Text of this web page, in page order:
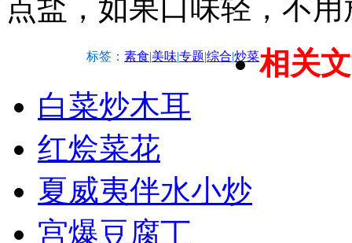
点盐，如果口味轻，不
标签： 素食|美味|专题|综合|炒菜相关
白菜炒木耳
红烩菜花
夏威夷伴水小炒
宫爆豆腐丁